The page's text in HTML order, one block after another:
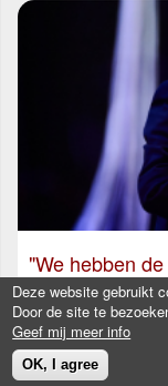
"We hebben
Fr. James
maart (‘We
op de
Deze website gebruikt
Door de site te
Geef mij meer info
OK, I agree